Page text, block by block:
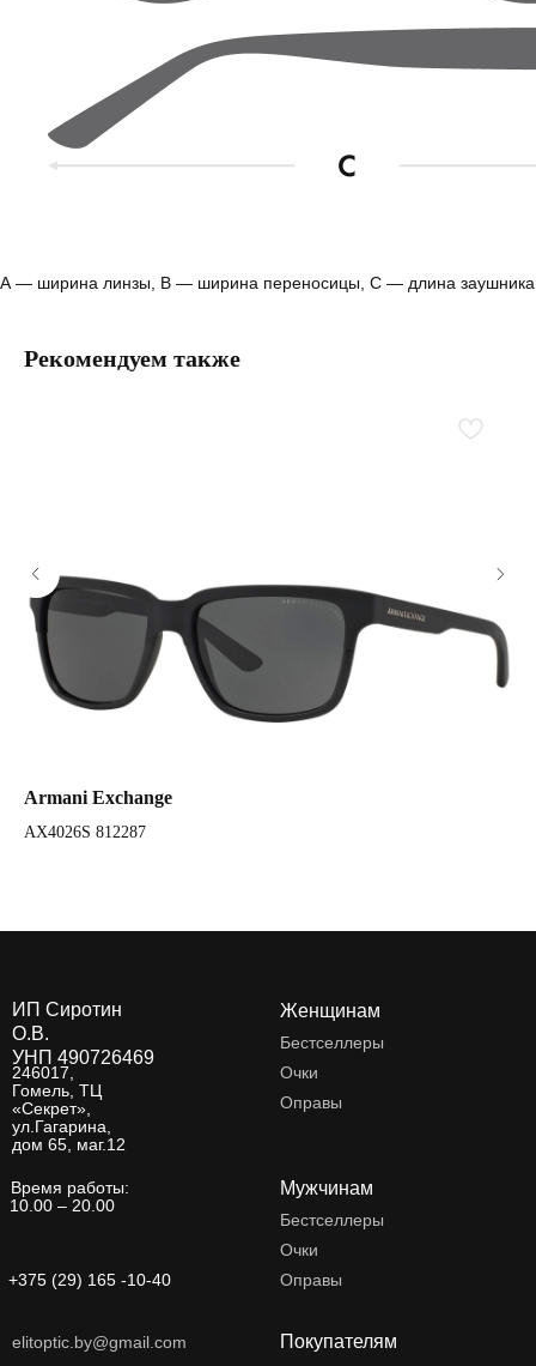
А — ширина линзы, B — ширина переносицы, С — длина заушника
Рекомендуем также
Armani Exchange
AX4026S 812287
+375 (29) 165 -10-40
Бестселлеры
Женщинам
Очки
Оправы
Бестселлеры
Мужчинам
Очки
Оправы
Покупателям
ИП Сиротин
О.В.
УНП 490726469
246017,
Гомель, ТЦ
«Секрет»,
ул.Гагарина,
дом 65, маг.12
Время работы:
10.00 – 20.00
elitoptic.by@gmail.com